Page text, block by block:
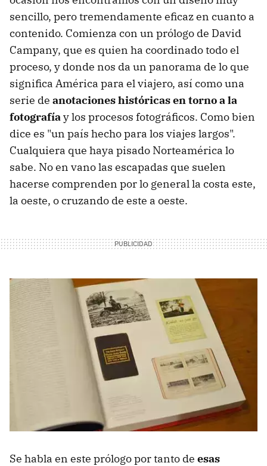
sencillo, pero tremendamente eficaz en cuanto a
contenido. Comienza con un prólogo de David
Campany, que es quien ha coordinado todo el
proceso, y donde nos da un panorama de lo que
significa América para el viajero, así como una
serie de anotaciones históricas en torno a la
fotografíay los procesos fotográficos. Como bien
dice es "un país hecho para los viajes largos".
Cualquiera que haya pisado Norteamérica lo
sabe. No en vano las escapadas que suelen
hacerse comprenden por lo general la costa este,
la oeste, o cruzando de este a oeste.
Se habla en este prólogo por tanto de esas